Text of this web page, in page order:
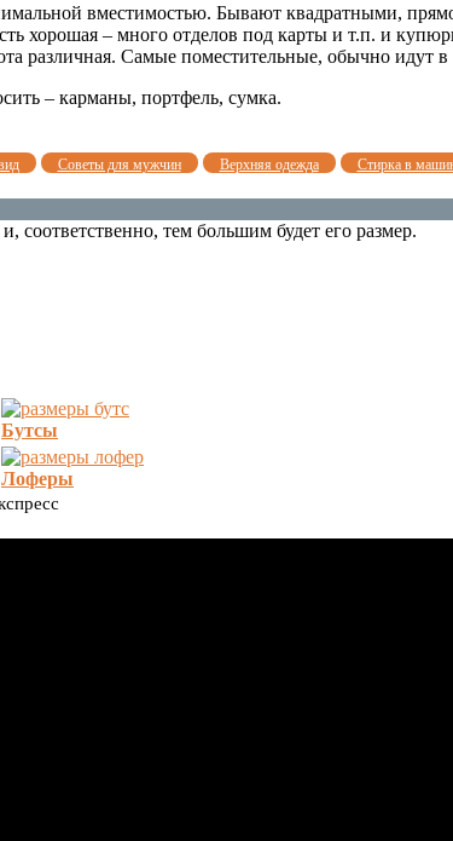
вместимостью. Бывают квадратными,
хорошая – много отделов под карты и т.п. и
различная. Самые поместительные, обычно идут
– карманы, портфель, сумка.
Советы для мужчин Верхняя одежда Стирка в
тем большим будет его размер.
Бутсы
Лоферы